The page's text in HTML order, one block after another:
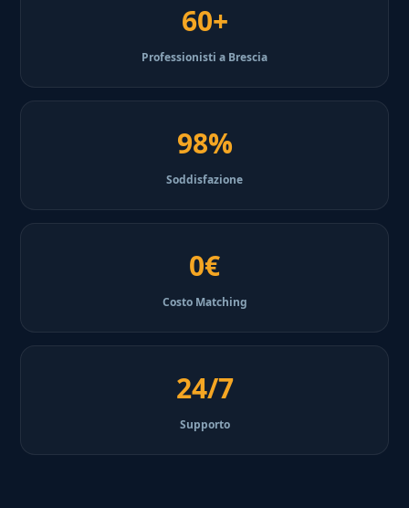
60+
Professionisti a Brescia
98%
Soddisfazione
0€
Costo Matching
24/7
Supporto